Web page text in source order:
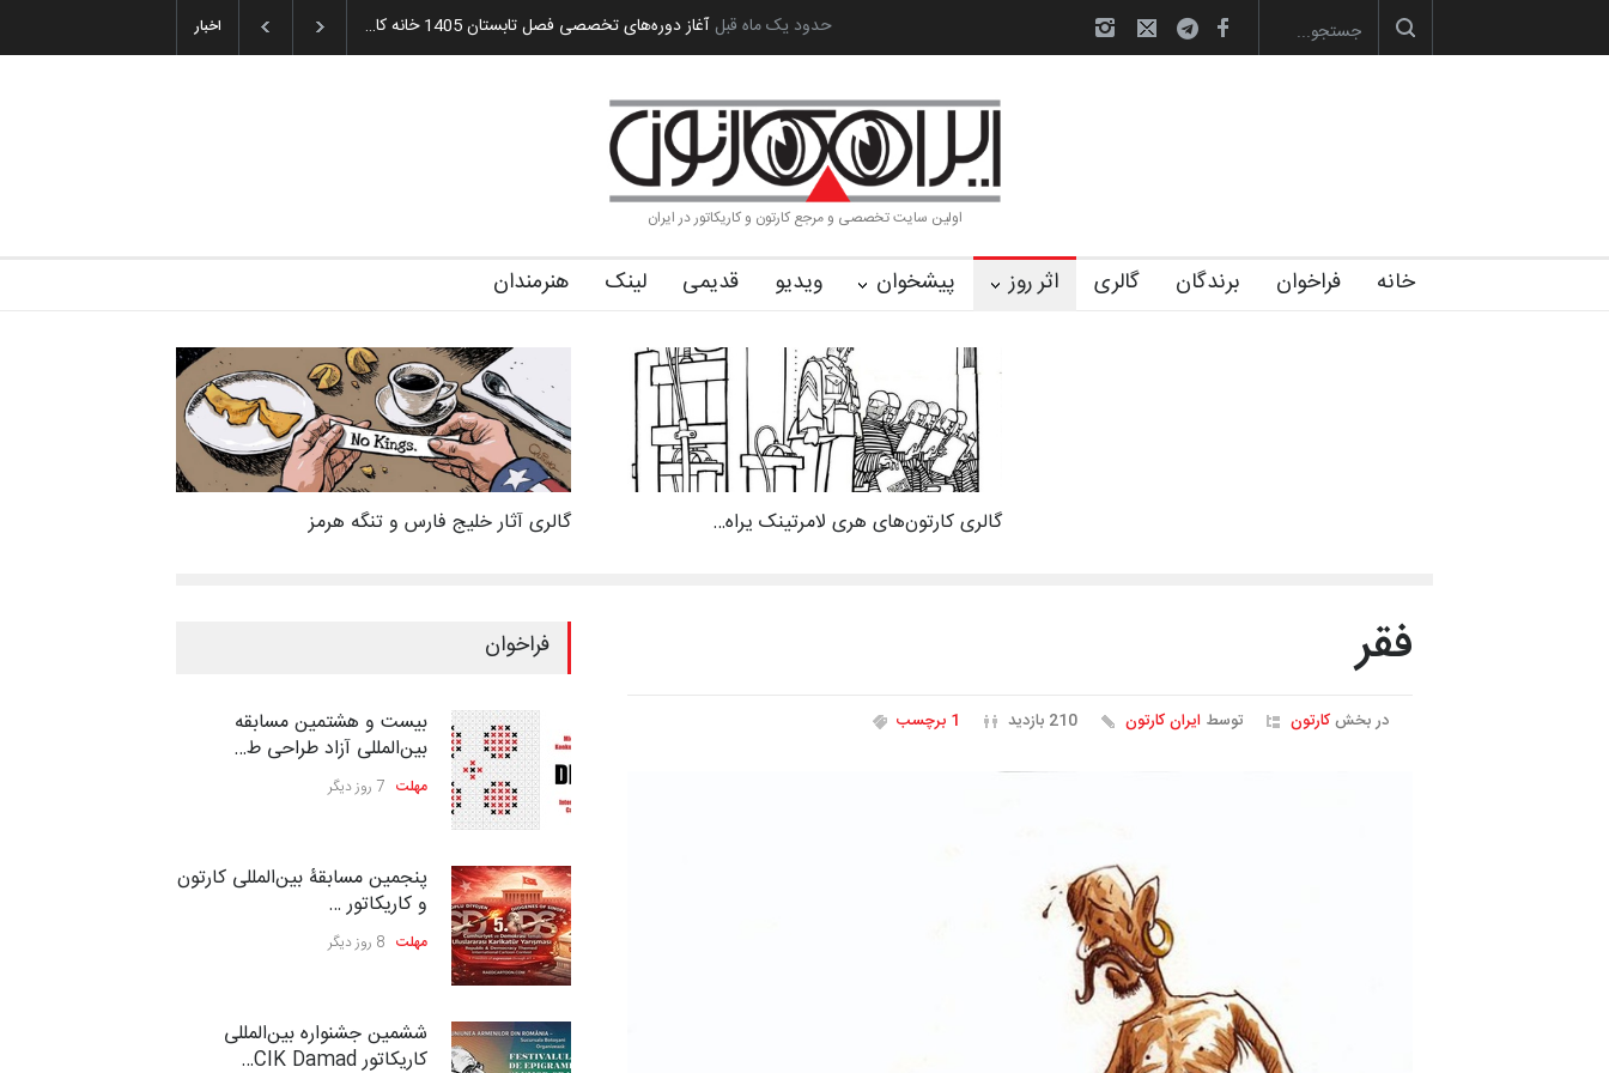
اخبار
آغاز دوره‌های تخصصی فصل تابستان 1405 خانه کا… گزارش تصویری آیین اختتامیه و اهدای جوایز سوم… به یاد اردوغان باشول (۱۹۳۶–۲۰۲۶) رویداد کارگاهی کارتون و پوستر «ایران سربلند»… حدود یک ماه قبل
اولین سایت تخصصی و مرجع کارتون و کاریکاتور در ایران
خانه فراخوان برندگان گالری اثر روز پیشخوان ویدیو قدیمی لینک هنرمندان
گالری آثار خلیج فارس و تنگه هرمز گالری کارتون‌های هری لامرتینک یراه…
فقر
در بخشکارتون توسط ایران کارتون 210 بازدید 1 برچسب
فراخوان
بیست و هشتمین مسابقه
بین‌المللی آزاد طراحی ط…
مهلت 7 روز دیگر
پنجمین مسابقۀ بین‌المللی کارتون
و کاریکاتور …
مهلت 8 روز دیگر
ششمین جشنواره بین‌المللی
کاریکاتور CIK Damad…